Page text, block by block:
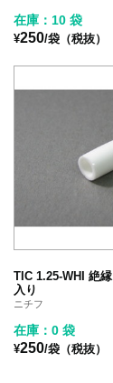
在庫：10 袋
¥250/袋（税抜）
TIC 1.25-WHI 絶
入り
ニチフ
在庫：0 袋
¥250/袋（税抜）